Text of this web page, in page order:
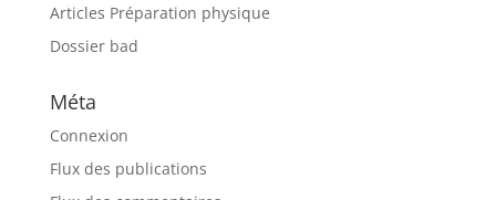
Articles Préparation physique
Dossier bad
Méta
Connexion
Flux des publications